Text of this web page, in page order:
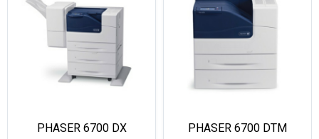
PHASER 6700 DX PHASER 6700 DTM